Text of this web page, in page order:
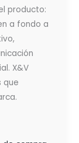
producto:
a fondo a
X&V
que